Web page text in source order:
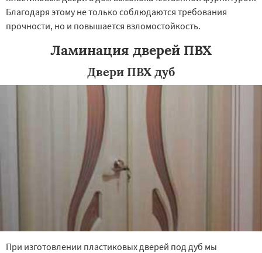
Серпухов Солнечногорск Купавна
Хотьково Черноголовка Чехов Шатура
Щелково
Электроугли Яхрома Андреево
Богородское
Быково Вербилки
Восход Деденево Жилево Загорянский
Благодаря этому не только соблюдаются требования
прочности, но и повышается взломостойкость.
Ламинация дверей ПВХ
Двери ПВХ дуб
При изготовлении пластиковых дверей под дуб мы
Даю согласие на обработку персональных данных